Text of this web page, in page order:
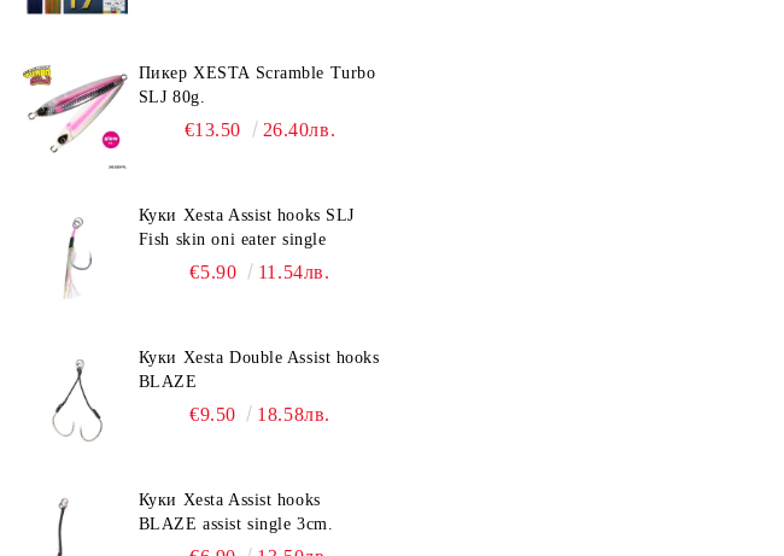
Пикер XESTA Scramble Turbo
SLJ 80g.
€13.50 26.40лв.
Куки Xesta Assist hooks SLJ
Fish skin oni eater single
€5.90 11.54лв.
Куки Xesta Double Assist hooks
BLAZE
€9.50 18.58лв.
Куки Xesta Assist hooks
BLAZE assist single 3cm.